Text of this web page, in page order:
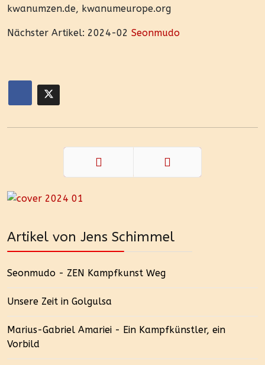
kwanumzen.de, kwanumeurope.org
Nächster Artikel: 2024-02 Seonmudo
Artikel von Jens Schimmel
Seonmudo - ZEN Kampfkunst Weg
Unsere Zeit in Golgulsa
Marius-Gabriel Amariei - Ein Kampfkünstler, ein
Vorbild